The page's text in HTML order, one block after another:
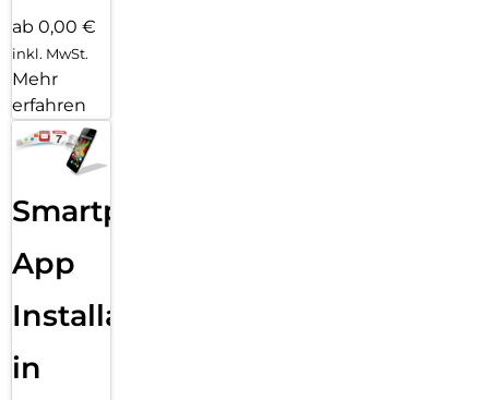
ab 0,00 €
inkl. MwSt.
Mehr
erfahren
Smartphone
App
Installation
in